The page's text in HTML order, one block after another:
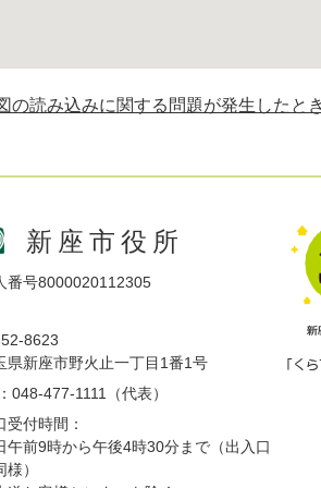
の読み込みに関する問題が発生したと
新座市役所
番号8000020112305
8623
県新座市野火止一丁目1番1号
048-477-1111（代表）
受付時間：
午前9時から午後4時30分まで（出入口
様）